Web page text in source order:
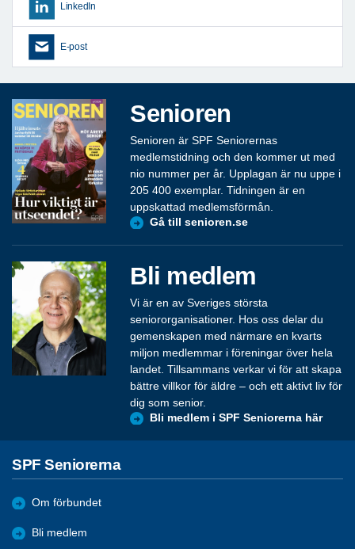
LinkedIn
E-post
Senioren
Senioren är SPF Seniorernas
medlemstidning och den kommer ut med
nio nummer per år. Upplagan är nu uppe i
205 400 exemplar. Tidningen är en
uppskattad medlemsförmån.
Gå till senioren.se
Bli medlem
Vi är en av Sveriges största
seniororganisationer. Hos oss delar du
gemenskapen med närmare en kvarts
miljon medlemmar i föreningar över hela
landet. Tillsammans verkar vi för att skapa
bättre villkor för äldre – och ett aktivt liv för
dig som senior.
Bli medlem i SPF Seniorerna här
SPF Seniorerna
Om förbundet
Bli medlem